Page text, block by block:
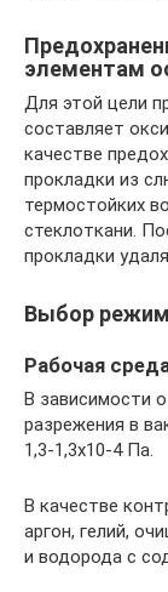
элементам
Для этой цели
составляет
качестве
прокладки из
термостойких
стеклоткани.
прокладки
Выбор
Рабочая
В зависимости
разрежения в
1,3-1,3х10-4 Па.
В качестве
аргон, гелий,
и водорода с